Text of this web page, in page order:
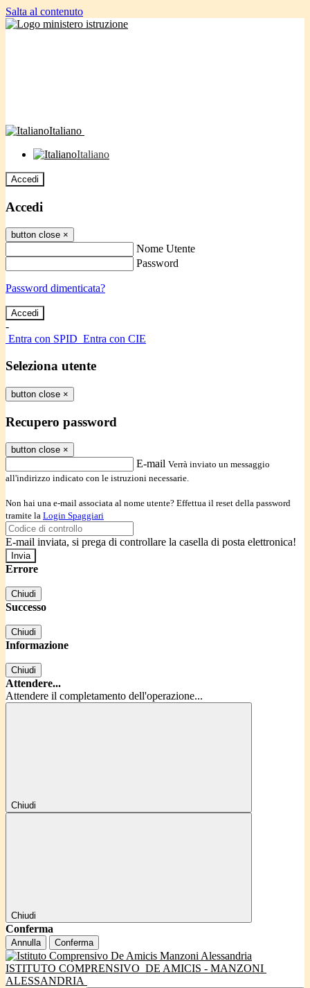
Salta al contenuto
Italiano
Italiano
Accedi
Accedi
button close ×
Nome Utente
Password
Password dimenticata?
-
Entra con SPID Entra con CIE
Seleziona utente
button close ×
Recupero password
button close ×
E-mail Verrà inviato un messaggio
all'indirizzo indicato con le istruzioni necessarie.
Non hai una e-mail associata al nome utente? Effettua il reset della password
tramite la Login Spaggiari
E-mail inviata, si prega di controllare la casella di posta elettronica!
Errore
Chiudi
Successo
Chiudi
Informazione
Chiudi
Attendere...
Attendere il completamento dell'operazione...
Chiudi
Chiudi
Conferma
Annulla Conferma
ISTITUTO COMPRENSIVO DE AMICIS - MANZONI
ALESSANDRIA